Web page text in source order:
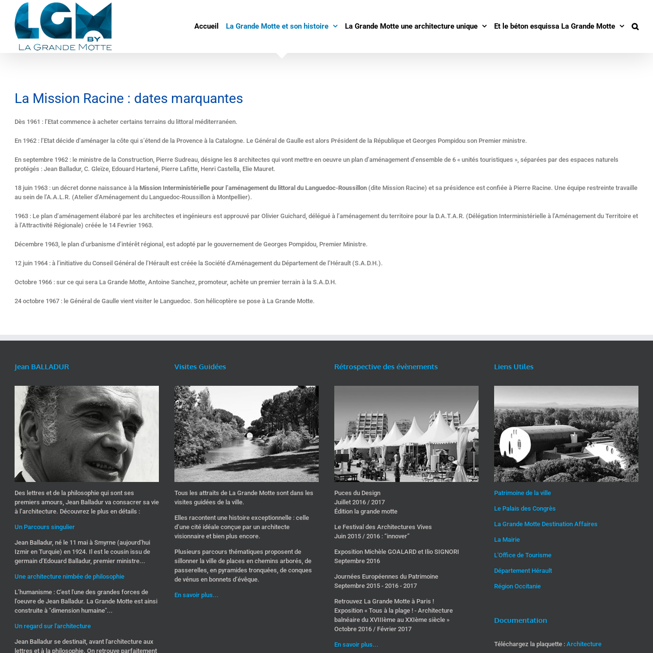
content
Accueil La Grande Motte et son histoire La Grande Motte une architecture unique Et le béton esquissa La Grande Motte
La Mission Racine : dates marquantes
Dès 1961 : l’Etat commence à acheter certains terrains du littoral méditerranéen.
En 1962 : l’Etat décide d’aménager la côte qui s’étend de la Provence à la Catalogne. Le Général de Gaulle est alors Président de la République et Georges Pompidou son Premier ministre.
En septembre 1962 : le ministre de la Construction, Pierre Sudreau, désigne les 8 architectes qui vont mettre en oeuvre un plan d’aménagement d’ensemble de 6 « unités touristiques », séparées par des espaces naturels
protégés : Jean Balladur, C. Gleïze, Edouard Hartené, Pierre Lafitte, Henri Castella, Elie Mauret.
18 juin 1963 : un décret donne naissance à la Mission Interministérielle pour l’aménagement du littoral du Languedoc-Roussillon (dite Mission Racine) et sa présidence est confiée à Pierre Racine. Une équipe restreinte travaille
au sein de l’A.A.L.R. (Atelier d’Aménagement du Languedoc-Roussillon à Montpellier).
1963 : Le plan d’aménagement élaboré par les architectes et ingénieurs est approuvé par Olivier Guichard, délégué à l’aménagement du territoire pour la D.A.T.A.R. (Délégation Interministérielle à l’Aménagement du Territoire et
à l’Attractivité Régionale) créée le 14 Fevrier 1963.
Décembre 1963, le plan d’urbanisme d’intérêt régional, est adopté par le gouvernement de Georges Pompidou, Premier Ministre.
12 juin 1964 : à l’initiative du Conseil Général de l’Hérault est créée la Société d’Aménagement du Département de l’Hérault (S.A.D.H.).
Octobre 1966 : sur ce qui sera La Grande Motte, Antoine Sanchez, promoteur, achète un premier terrain à la S.A.D.H.
24 octobre 1967 : le Général de Gaulle vient visiter le Languedoc. Son hélicoptère se pose à La Grande Motte.
Jean BALLADUR
Des lettres et de la philosophie qui sont ses
premiers amours, Jean Balladur va consacrer sa vie
à l’architecture. Découvrez le plus en détails :
Un Parcours singulier
Jean Balladur, né le 11 mai à Smyrne (aujourd’hui
Izmir en Turquie) en 1924. Il est le cousin issu de
germain d’Edouard Balladur, premier ministre...
Une architecture nimbée de philosophie
L’humanisme : C'est l'une des grandes forces de
l'oeuvre de Jean Balladur. La Grande Motte est ainsi
construite à "dimension humaine"...
Un regard sur l'architecture
Jean Balladur se destinait, avant l'architecture aux
lettres et à la philosophie. On retrouve parfaitement
Visites Guidées
Tous les attraits de La Grande Motte sont dans les
visites guidées de la ville.
Elles racontent une histoire exceptionnelle : celle
d’une cité idéale conçue par un architecte
visionnaire et bien plus encore.
Plusieurs parcours thématiques proposent de
sillonner la ville de places en chemins arborés, de
passerelles, en pyramides tronquées, de conques
de vénus en bonnets d’évêque.
En savoir plus...
Rétrospective des évènements
Puces du Design
Juillet 2016 / 2017
Édition la grande motte
Le Festival des Architectures Vives
Juin 2015 / 2016 : “innover”
Exposition Michèle GOALARD et Ilio SIGNORI
Septembre 2016
Journées Européennes du Patrimoine
Septembre 2015 - 2016 - 2017
Retrouvez La Grande Motte à Paris !
Exposition « Tous à la plage ! - Architecture
balnéaire du XVIIIème au XXIème siècle »
Octobre 2016 / Février 2017
En savoir plus...
Liens Utiles
Patrimoine de la ville
Le Palais des Congrès
La Grande Motte Destination Affaires
La Mairie
L'Office de Tourisme
Département Hérault
Région Occitanie
Documentation
Téléchargez la plaquette : Architecture